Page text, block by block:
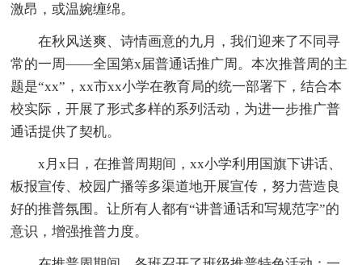
激昂，或温婉缠绵。
在秋风送爽、诗情画意的九月，我们迎来了不同寻
常的一周——全国第x届普通话推广周。本次推普周的主
题是“xx”，xx市xx小学在教育局的统一部署下，结合本
校实际，开展了形式多样的系列活动，为进一步推广普
通话提供了契机。
x月x日，在推普周期间，xx小学利用国旗下讲话、
板报宣传、校园广播等多渠道地开展宣传，努力营造良
好的推普氛围。让所有人都有“讲普通话和写规范字”的
意识，增强推普力度。